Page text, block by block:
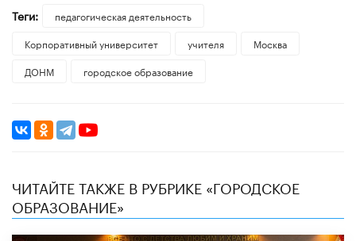
Теги:
педагогическая деятельность
Корпоративный университет
учителя
Москва
ДОНМ
городское образование
ЧИТАЙТЕ ТАКЖЕ В РУБРИКЕ «ГОРОДСКОЕ
ОБРАЗОВАНИЕ»